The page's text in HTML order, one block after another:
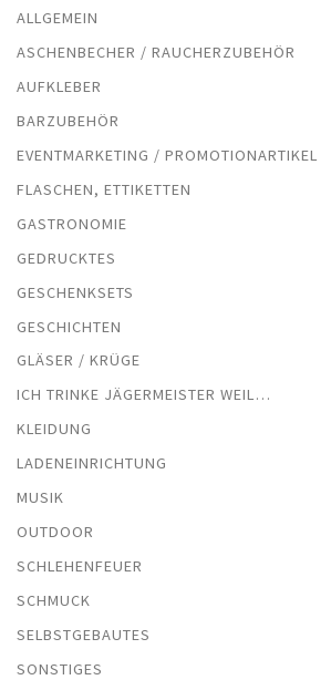
ALLGEMEIN
ASCHENBECHER / RAUCHERZUBEHÖR
AUFKLEBER
BARZUBEHÖR
EVENTMARKETING / PROMOTIONARTIKEL
FLASCHEN, ETTIKETTEN
GASTRONOMIE
GEDRUCKTES
GESCHENKSETS
GESCHICHTEN
GLÄSER / KRÜGE
ICH TRINKE JÄGERMEISTER WEIL…
KLEIDUNG
LADENEINRICHTUNG
MUSIK
OUTDOOR
SCHLEHENFEUER
SCHMUCK
SELBSTGEBAUTES
SONSTIGES